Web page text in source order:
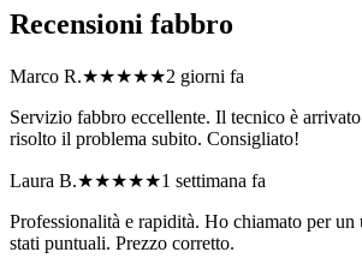
Recensioni fabbro
Marco R.★★★★★2 giorni fa
Servizio fabbro eccellente. Il tecnico è
risolto il problema subito. Consigliato!
Laura B.★★★★★1 settimana fa
Professionalità e rapidità. Ho chiamato per un
stati puntuali. Prezzo corretto.